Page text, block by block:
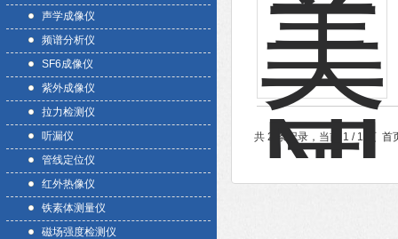
声学成像仪
频谱分析仪
SF6成像仪
紫外成像仪
拉力检测仪
听漏仪
管线定位仪
红外热像仪
铁素体测量仪
磁场强度检测仪
共 2 条记录，当前 1 / 1 页